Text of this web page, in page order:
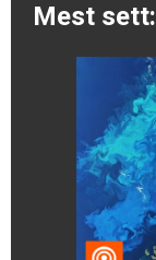
Mest sett: